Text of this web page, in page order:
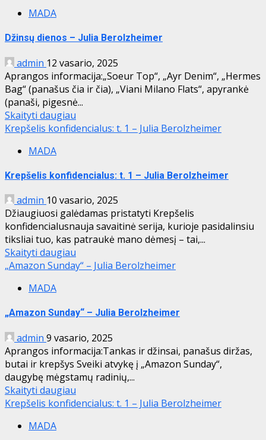
MADA
Džinsų dienos – Julia Berolzheimer
admin 12 vasario, 2025
Aprangos informacija:„Soeur Top“, „Ayr Denim“, „Hermes
Bag“ (panašus čia ir čia), „Viani Milano Flats“, apyrankė
(panaši, pigesnė...
Skaityti daugiau
Krepšelis konfidencialus: t. 1 – Julia Berolzheimer
MADA
Krepšelis konfidencialus: t. 1 – Julia Berolzheimer
admin 10 vasario, 2025
Džiaugiuosi galėdamas pristatyti Krepšelis
konfidencialusnauja savaitinė serija, kurioje pasidalinsiu
tiksliai tuo, kas patraukė mano dėmesį – tai,...
Skaityti daugiau
„Amazon Sunday“ – Julia Berolzheimer
MADA
„Amazon Sunday“ – Julia Berolzheimer
admin 9 vasario, 2025
Aprangos informacija:Tankas ir džinsai, panašus diržas,
butai ir krepšys Sveiki atvykę į „Amazon Sunday“,
daugybę mėgstamų radinių,...
Skaityti daugiau
Krepšelis konfidencialus: t. 1 – Julia Berolzheimer
MADA